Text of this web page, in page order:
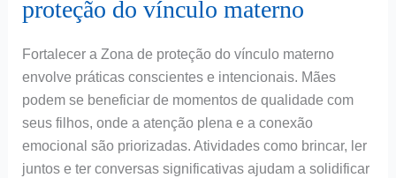
proteção do vínculo materno
Fortalecer a Zona de proteção do vínculo materno
envolve práticas conscientes e intencionais. Mães
podem se beneficiar de momentos de qualidade com
seus filhos, onde a atenção plena e a conexão
emocional são priorizadas. Atividades como brincar, ler
juntos e ter conversas significativas ajudam a solidificar